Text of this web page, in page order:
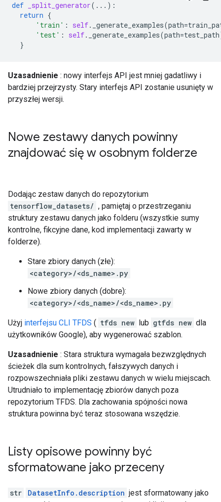
def _split_generator( ... ):
return {
'train' : self. _generate_examples(path=
'test' : self. _generate_examples(path=test_path
}
Uzasadnienie : nowy interfejs API jest mniej gadatliwy i
bardziej przejrzysty. Stary interfejs API zostanie usunięty w
przyszłej wersji.
Nowe zestawy danych powinny
znajdować się w osobnym folderze
Dodając zestaw danych do repozytorium
tensorflow_datasets/ , pamiętaj o przestrzeganiu
struktury zestawu danych jako folderu (wszystkie sumy
kontrolne, fikcyjne dane, kod implementacji zawarty w
folderze).
Stare zbiory danych (złe):
<category>/<ds_name>.py
Nowe zbiory danych (dobre):
<category>/<ds_name>/<ds_name>.py
Użyj interfejsu CLI TFDS ( tfds new lub gtfds new dla
użytkowników Google), aby wygenerować szablon.
Uzasadnienie : Stara struktura wymagała bezwzględnych
ścieżek dla sum kontrolnych, fałszywych danych i
rozpowszechniała pliki zestawu danych w wielu miejscach.
Utrudniało to implementację zbiorów danych poza
repozytorium TFDS. Dla zachowania spójności nowa
struktura powinna być teraz stosowana wszędzie.
Listy opisowe powinny być
sformatowane jako przeceny
str DatasetInfo.description jest sformatowany jako